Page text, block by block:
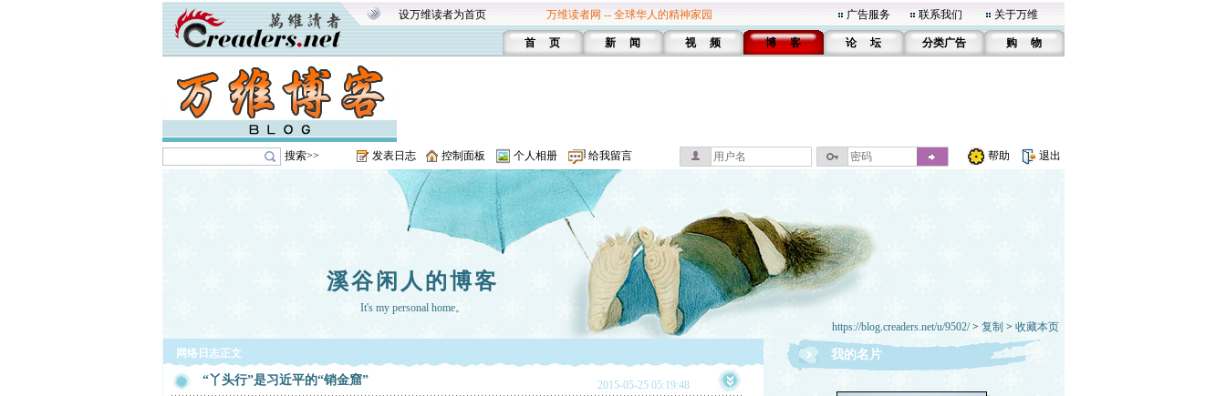
设万维读者为首页 万维读者网 -- 全球华人的精神家园 广告服务 联系我们 关于万维
首 页 新 闻 视 频 博 客 论 坛 分类广告 购 物
搜索>> 发表日志 控制面板 个人相册 给我留言 帮助 退出
溪谷闲人的博客
It's my personal home。
https://blog.creaders.net/u/9502/> 复制 > 收藏本页
网络日志正文
“丫头行”是习近平的“销金窟” 2015-05-25 05:19:48
我的名片